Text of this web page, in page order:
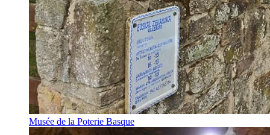
Musée de la Poterie Basque